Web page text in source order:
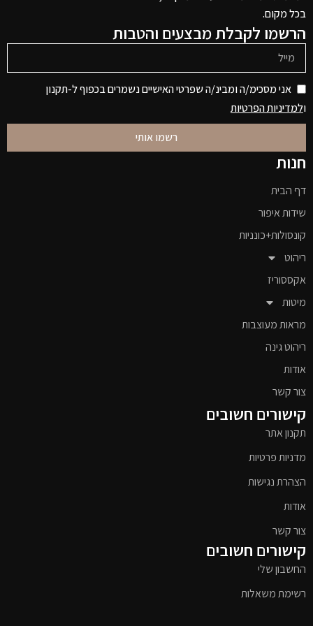
בכל מקום.
הרשמו לקבלת מבצעים והטבות
אני מסכימ/ה ומבינ/ה שפרטי האישיים נשמרים בכפוף ל-תקנון
ולמדיניות הפרטיות
רשמו אותי
חנות
דף הבית
שידות איפור
קונסולות+כונניות
ריהוט
אקססוריז
מיטות
מראות מעוצבות
ריהוט גינה
אודות
צור קשר
קישורים חשובים
תקנון אתר
מדניות פרטיות
הצהרת נגישות
אודות
צור קשר
קישורים חשובים
החשבון שלי
רשימת משאלות